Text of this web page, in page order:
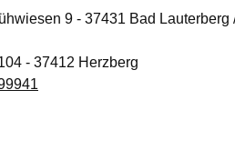
9 - 37431 Bad Lauterberg
- 37412 Herzberg